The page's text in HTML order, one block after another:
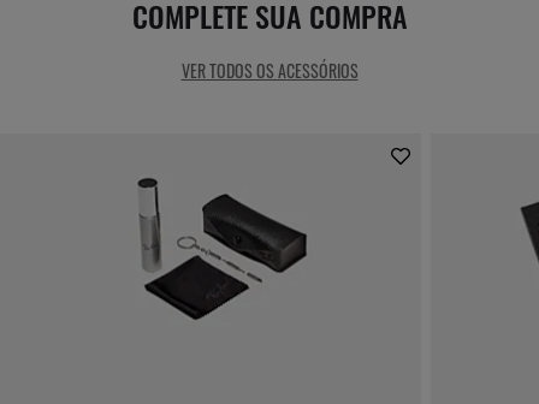
COMPLETE SUA COMPRA
VER TODOS OS ACESSÓRIOS